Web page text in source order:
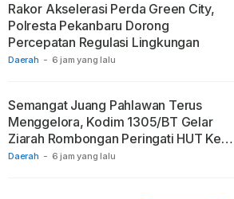
Daerah - 6 jam yang lalu
Rakor Akselerasi Perda Green City,
Polresta Pekanbaru Dorong
Percepatan Regulasi Lingkungan
Daerah - 6 jam yang lalu
Semangat Juang Pahlawan Terus
Menggelora, Kodim 1305/BT Gelar
Ziarah Rombongan Peringati HUT Ke-1
Kodam XXIII/PW